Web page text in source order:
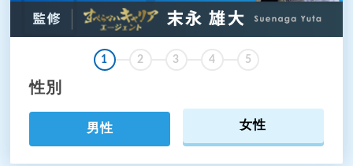
1 2 3 4 5
性別
男性 女性